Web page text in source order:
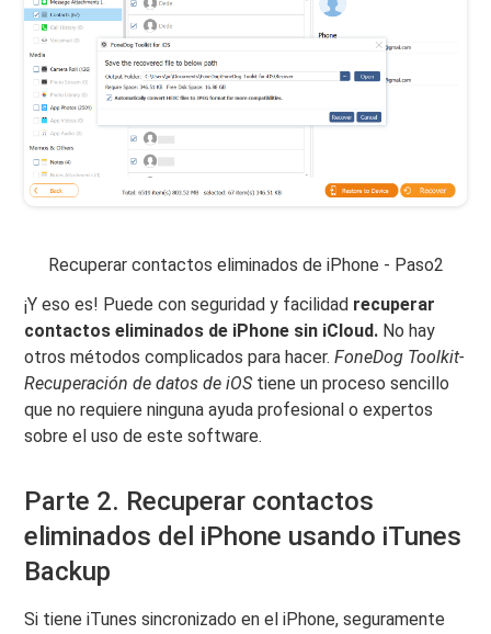
Recuperar contactos eliminados de iPhone - Paso2
¡Y eso es! Puede con seguridad y facilidad recuperar
contactos eliminados de iPhone sin iCloud. No hay
otros métodos complicados para hacer.FoneDog Toolkit-
Recuperación de datos de iOStiene un proceso sencillo
que no requiere ninguna ayuda profesional o expertos
sobre el uso de este software.
Parte 2. Recuperar contactos
eliminados del iPhone usando iTunes
Backup
Si tiene iTunes sincronizado en el iPhone, seguramente